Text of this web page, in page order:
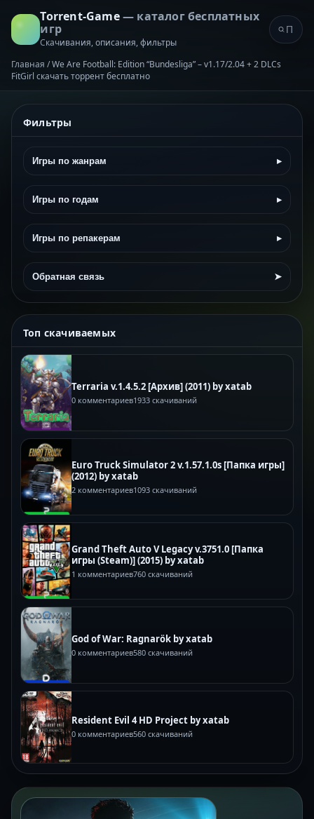
Torrent-Game— каталог бесплатных
игр
Скачивания, описания, фильтры
Главная /We Are Football: Edition “Bundesliga” – v1.17/2.04 + 2 DLCs
FitGirl скачать торрент бесплатно
Фильтры
Игры по жанрам ▸
Игры по годам ▸
Игры по репакерам ▸
Обратная связь ➤
Топ скачиваемых
Terraria v.1.4.5.2 [Архив] (2011) by xatab
0 комментариев1933 скачиваний
Euro Truck Simulator 2 v.1.57.1.0s [Папка игры]
(2012) by xatab
2 комментариев1093 скачиваний
Grand Theft Auto V Legacy v.3751.0 [Папка
игры (Steam)] (2015) by xatab
1 комментариев760 скачиваний
God of War: Ragnarök by xatab
0 комментариев580 скачиваний
Resident Evil 4 HD Project by xatab
0 комментариев560 скачиваний